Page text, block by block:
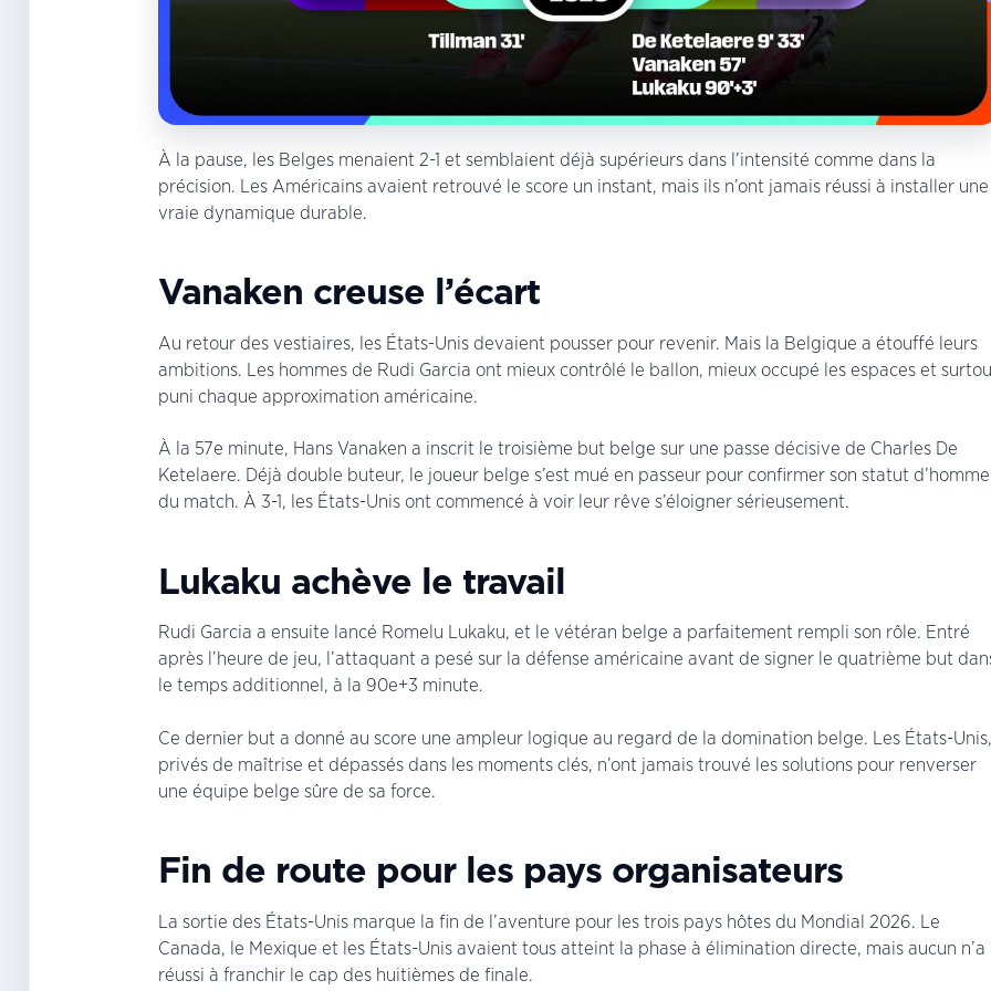
À la pause, les Belges menaient 2-1 et semblaient déjà supérieurs dans l’intensité comme dans la
précision. Les Américains avaient retrouvé le score un instant, mais ils n’ont jamais réussi à installer une
vraie dynamique durable.
Vanaken creuse l’écart
Au retour des vestiaires, les États-Unis devaient pousser pour revenir. Mais la Belgique a étouffé leurs
ambitions. Les hommes de Rudi Garcia ont mieux contrôlé le ballon, mieux occupé les espaces et
puni chaque approximation américaine.
À la 57e minute, Hans Vanaken a inscrit le troisième but belge sur une passe décisive de Charles De
Ketelaere. Déjà double buteur, le joueur belge s’est mué en passeur pour confirmer son statut d’homme
du match. À 3-1, les États-Unis ont commencé à voir leur rêve s’éloigner sérieusement.
Lukaku achève le travail
Rudi Garcia a ensuite lancé Romelu Lukaku, et le vétéran belge a parfaitement rempli son rôle. Entré
après l’heure de jeu, l’attaquant a pesé sur la défense américaine avant de signer le quatrième but
le temps additionnel, à la 90e+3 minute.
Ce dernier but a donné au score une ampleur logique au regard de la domination belge. Les États-Unis,
privés de maîtrise et dépassés dans les moments clés, n’ont jamais trouvé les solutions pour renverser
une équipe belge sûre de sa force.
Fin de route pour les pays organisateurs
La sortie des États-Unis marque la fin de l’aventure pour les trois pays hôtes du Mondial 2026. Le
Canada, le Mexique et les États-Unis avaient tous atteint la phase à élimination directe, mais aucun n’a
réussi à franchir le cap des huitièmes de finale.